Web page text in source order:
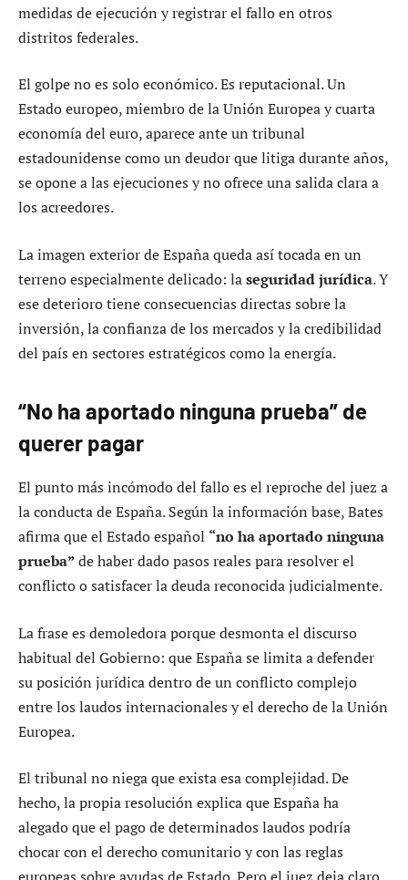
medidas de ejecución y registrar el fallo en otros
distritos federales.
El golpe no es solo económico. Es reputacional. Un
Estado europeo, miembro de la Unión Europea y cuarta
economía del euro, aparece ante un tribunal
estadounidense como un deudor que litiga durante años,
se opone a las ejecuciones y no ofrece una salida clara a
los acreedores.
La imagen exterior de España queda así tocada en un
terreno especialmente delicado: laseguridad jurídica. Y
ese deterioro tiene consecuencias directas sobre la
inversión, la confianza de los mercados y la credibilidad
del país en sectores estratégicos como la energía.
“No ha aportado ninguna prueba” de
querer pagar
El punto más incómodo del fallo es el reproche del juez a
la conducta de España. Según la información base, Bates
afirma que el Estado español “no ha aportado ninguna
prueba” de haber dado pasos reales para resolver el
conflicto o satisfacer la deuda reconocida judicialmente.
La frase es demoledora porque desmonta el discurso
habitual del Gobierno: que España se limita a defender
su posición jurídica dentro de un conflicto complejo
entre los laudos internacionales y el derecho de la Unión
Europea.
El tribunal no niega que exista esa complejidad. De
hecho, la propia resolución explica que España ha
alegado que el pago de determinados laudos podría
chocar con el derecho comunitario y con las reglas